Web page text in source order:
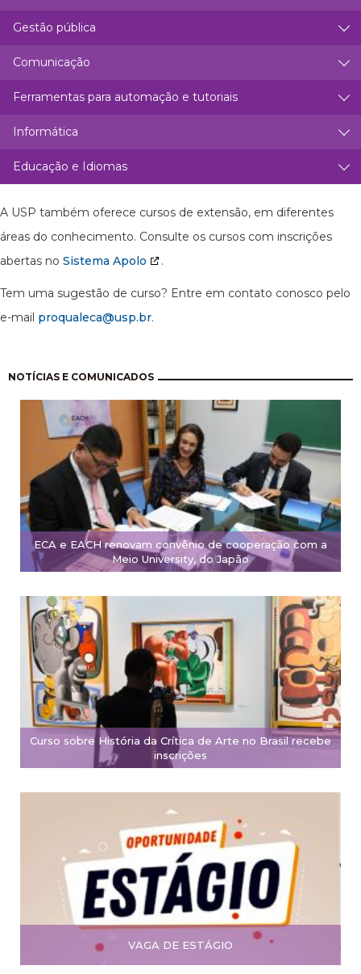
Gestão pública
Comunicação
Ferramentas para automação e tutoriais
Informática
Educação e Idiomas
A USP também oferece cursos de extensão, em diferentes
áreas do conhecimento. Consulte os cursos com inscrições
abertas no Sistema Apolo .
Tem uma sugestão de curso? Entre em contato conosco pelo
e-mail proqualeca@usp.br.
NOTÍCIAS E COMUNICADOS
ECA e EACH renovam convênio de cooperação com a
Meio University, do Japão
Curso sobre História da Crítica de Arte no Brasil recebe
inscrições
VAGA DE ESTÁGIO
Paginação